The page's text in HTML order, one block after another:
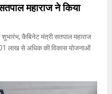
महाराज ने किया
कैबिनेट मंत्री सतपाल महाराज
लाख से अधिक की विकास योजनाओं